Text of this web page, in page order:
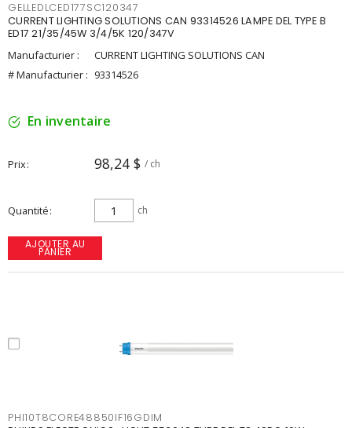
GELLEDLCED177SC120347
CURRENT LIGHTING SOLUTIONS CAN 93314526 LAMPE DEL TYPE B
ED17 21/35/45W 3/4/5K 120/347V
Manufacturier :
CURRENT LIGHTING SOLUTIONS CAN
# Manufacturier : 93314526
En inventaire
Prix 98,24 $ / ch
Quantité ch
AJOUTER AU
PANIER
PHI10T8CORE48850IF16GDIM